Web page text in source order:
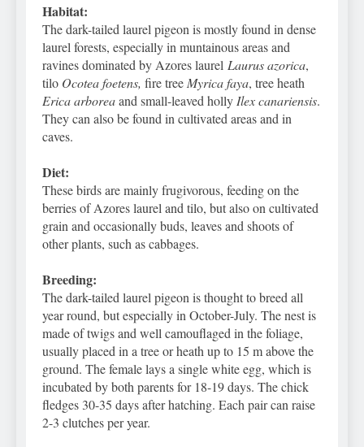
Habitat:
The dark-tailed laurel pigeon is mostly found in dense
laurel forests, especially in muntainous areas and
ravines dominated by Azores laurel Laurus azorica,
tilo Ocotea foetens, fire tree Myrica faya, tree heath
Erica arboreaand small-leaved holly Ilex canariensis.
They can also be found in cultivated areas and in
caves.
Diet:
These birds are mainly frugivorous, feeding on the
berries of Azores laurel and tilo, but also on cultivated
grain and occasionally buds, leaves and shoots of
other plants, such as cabbages.
Breeding:
The dark-tailed laurel pigeon is thought to breed all
year round, but especially in October-July. The nest is
made of twigs and well camouflaged in the foliage,
usually placed in a tree or heath up to 15 m above the
ground. The female lays a single white egg, which is
incubated by both parents for 18-19 days. The chick
fledges 30-35 days after hatching. Each pair can raise
2-3 clutches per year.